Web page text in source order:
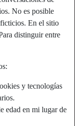
No es posible
En el sitio
distinguir entre
y tecnologías
edad en mi lugar de